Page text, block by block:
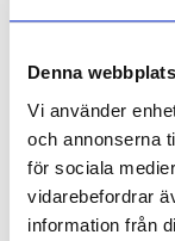
Denna
Vi använder
och annonserna
för sociala
vidarebefordrar
information från
Galvat
Relaterade